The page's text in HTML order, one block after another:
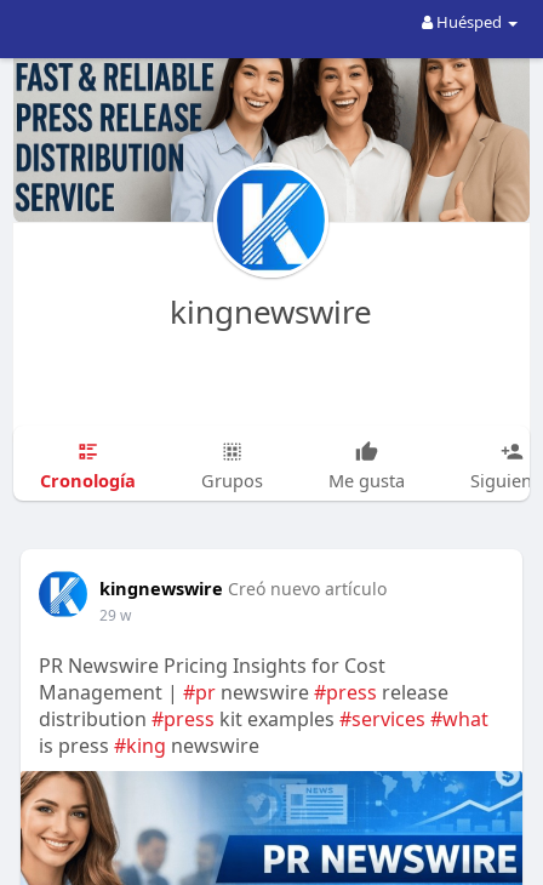
Huésped
kingnewswire
Cronología Grupos Me gusta
kingnewswire Creó nuevo artículo
29 w
PR Newswire Pricing Insights for Cost
Management | #prnewswire#press release
distribution #press kit examples #services #what
is press #king newswire